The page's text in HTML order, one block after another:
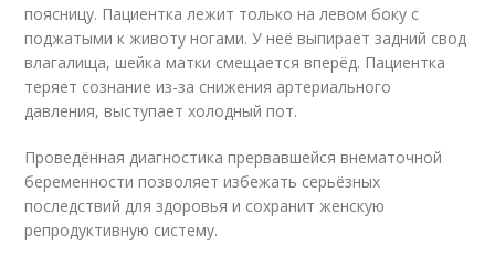
поясницу. Пациентка лежит только на левом боку с
поджатыми к животу ногами. У неё выпирает задний свод
влагалища, шейка матки смещается вперёд. Пациентка
теряет сознание из-за снижения артериального
давления, выступает холодный пот.
Проведённая диагностика прервавшейся внематочной
беременности позволяет избежать серьёзных
последствий для здоровья и сохранит женскую
репродуктивную систему.